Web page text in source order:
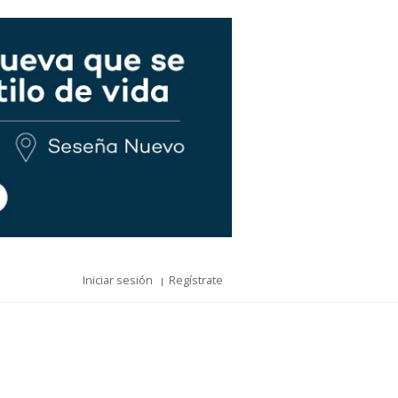
Iniciar sesión Regístrate